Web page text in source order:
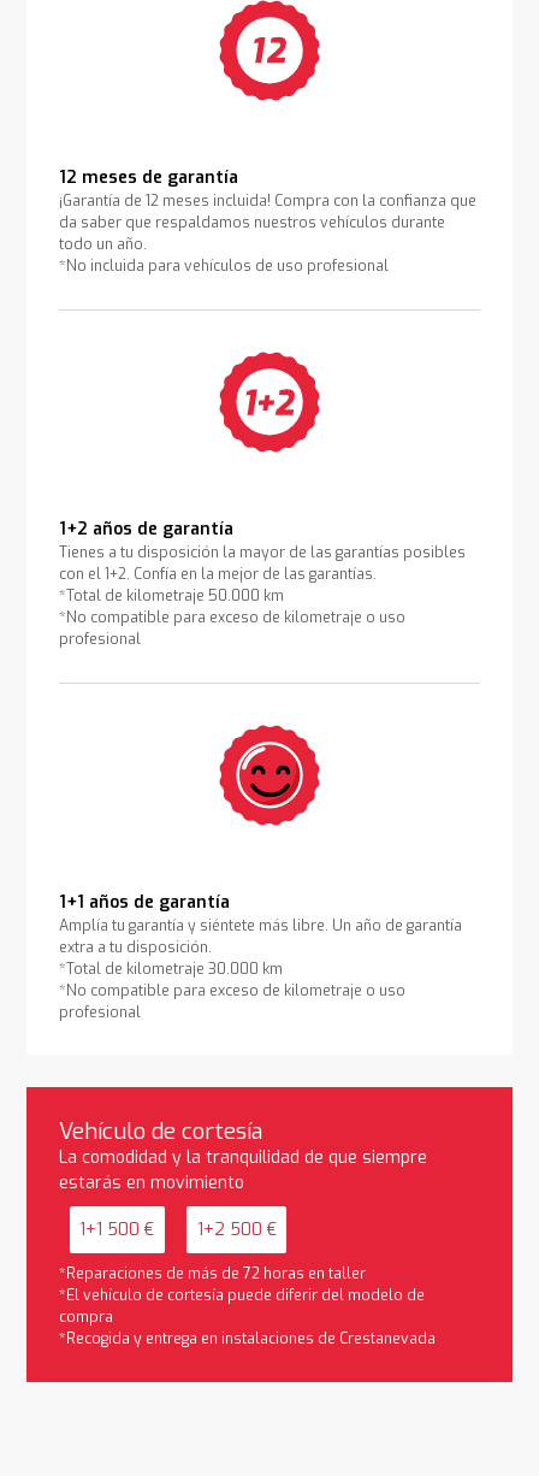
12 meses de garantía
¡Garantía de 12 meses incluida! Compra con la confianza que
da saber que respaldamos nuestros vehículos durante
todo un año.
*No incluida para vehículos de uso profesional
1+2 años de garantía
Tienes a tu disposición la mayor de las garantías posibles
con el 1+2. Confía en la mejor de las garantías.
*Total de kilometraje 50.000 km
*No compatible para exceso de kilometraje o uso
profesional
1+1 años de garantía
Amplía tu garantía y siéntete más libre. Un año de garantía
extra a tu disposición.
*Total de kilometraje 30.000 km
*No compatible para exceso de kilometraje o uso
profesional
Vehículo de cortesía
La comodidad y la tranquilidad de que siempre
estarás en movimiento
1+1 500 € 1+2 500 €
*Reparaciones de más de 72 horas en taller
*El vehículo de cortesía puede diferir del modelo de
compra
*Recogida y entrega en instalaciones de Crestanevada